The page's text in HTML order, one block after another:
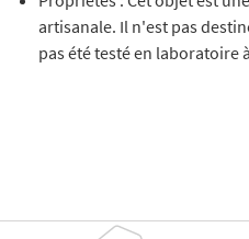
artisanale. Il n'est pas
pas été testé en laboratoire